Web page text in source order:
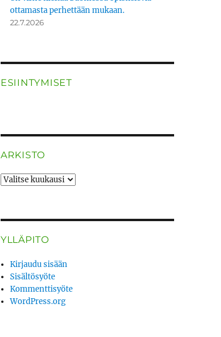
ottamasta perhettään mukaan.
22.7.2026
ESIINTYMISET
ARKISTO
ARKISTO
YLLÄPITO
Kirjaudu sisään
Sisältösyöte
Kommenttisyöte
WordPress.org